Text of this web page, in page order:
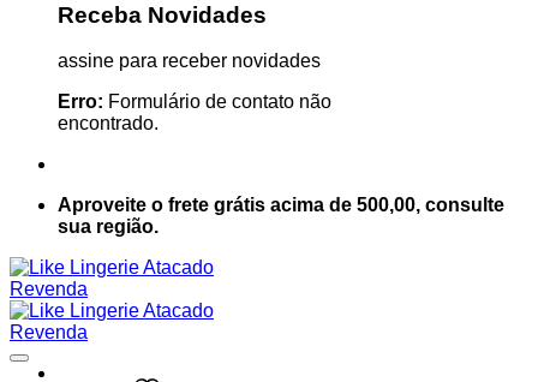
Receba Novidades
assine para receber novidades
Erro: Formulário de contato não
encontrado.
Aproveite o frete grátis acima de 500,00, consulte
sua região.